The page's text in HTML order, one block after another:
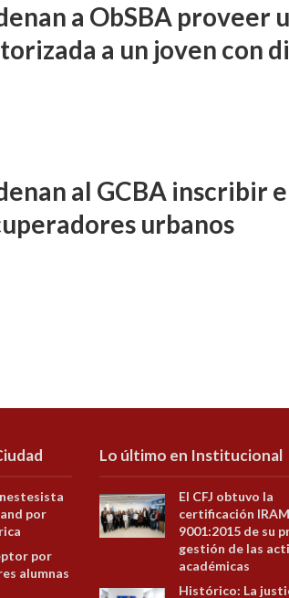
a ObSBA proveer
a un joven con
al GCBA inscribir
urbanos
por
por
alumnas
Lo último en Institucional
El CFJ obtuvo la
certificación IRAM
9001:2015 de su
gestión de las
académicas
Histórico: La